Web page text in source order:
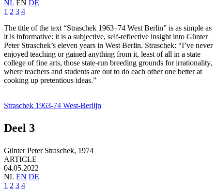
NL EN DE
1 2 3 4
The title of the text “Straschek 1963–74 West Berlin” is as simple as
it is informative: it is a subjective, self-reflective insight into Günter
Peter Straschek’s eleven years in West Berlin. Straschek: “I’ve never
enjoyed teaching or gained anything from it, least of all in a state
college of fine arts, those state-run breeding grounds for irrationality,
where teachers and students are out to do each other one better at
cooking up pretentious ideas.”
Straschek 1963-74 West-Berlijn
Deel 3
Günter Peter Straschek, 1974
ARTICLE
04.05.2022
NL EN DE
1 2 3 4